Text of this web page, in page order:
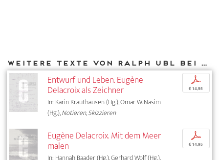
Weitere Texte von Ralph Ubl bei DIAPHANES
Entwurf und Leben. Eugène
Delacroix als Zeichner
In: Karin Krauthausen (Hg.), Omar W. Nasim
(Hg.),Notieren, Skizzieren
p
€ 14,95
Eugène Delacroix. Mit dem Meer
malen
p
€ 14,95